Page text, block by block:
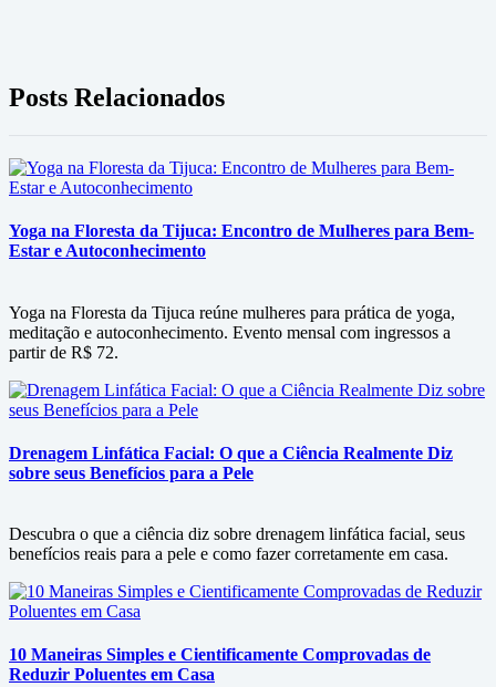
Posts Relacionados
Yoga na Floresta da Tijuca: Encontro de Mulheres para Bem-
Estar e Autoconhecimento
Yoga na Floresta da Tijuca reúne mulheres para prática de yoga,
meditação e autoconhecimento. Evento mensal com ingressos a
partir de R$ 72.
Drenagem Linfática Facial: O que a Ciência Realmente Diz
sobre seus Benefícios para a Pele
Descubra o que a ciência diz sobre drenagem linfática facial, seus
benefícios reais para a pele e como fazer corretamente em casa.
10 Maneiras Simples e Cientificamente Comprovadas de
Reduzir Poluentes em Casa